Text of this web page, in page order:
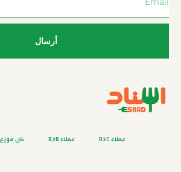
أرسال
عملاء B2C عملاء B2B كن موزع